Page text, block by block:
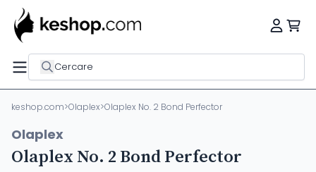
Cercare
keshop.com>Olaplex>Olaplex No. 2 Bond Perfector
Olaplex
Olaplex No. 2 Bond Perfector